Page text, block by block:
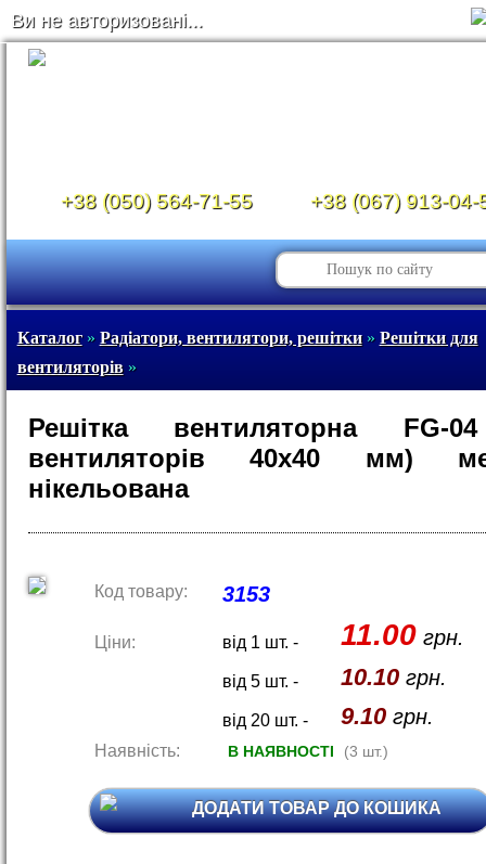
Ви не авторизовані...
+38 (050) 564-71-55 +38 (067) 913-04-
Каталог» Радіатори, вентилятори, решітки» Решітки для
вентиляторів»
Решітка вентиляторна FG-
вентиляторів 40х40 мм)
нікельована
Код товару: 3153
Ціни: від 1 шт. - 11.00грн.
від 5 шт. - 10.10грн.
від 20 шт. - 9.10грн.
Наявність: В НАЯВНОСТІ (3 шт.)
ДОДАТИ ТОВАР ДО КОШИКА